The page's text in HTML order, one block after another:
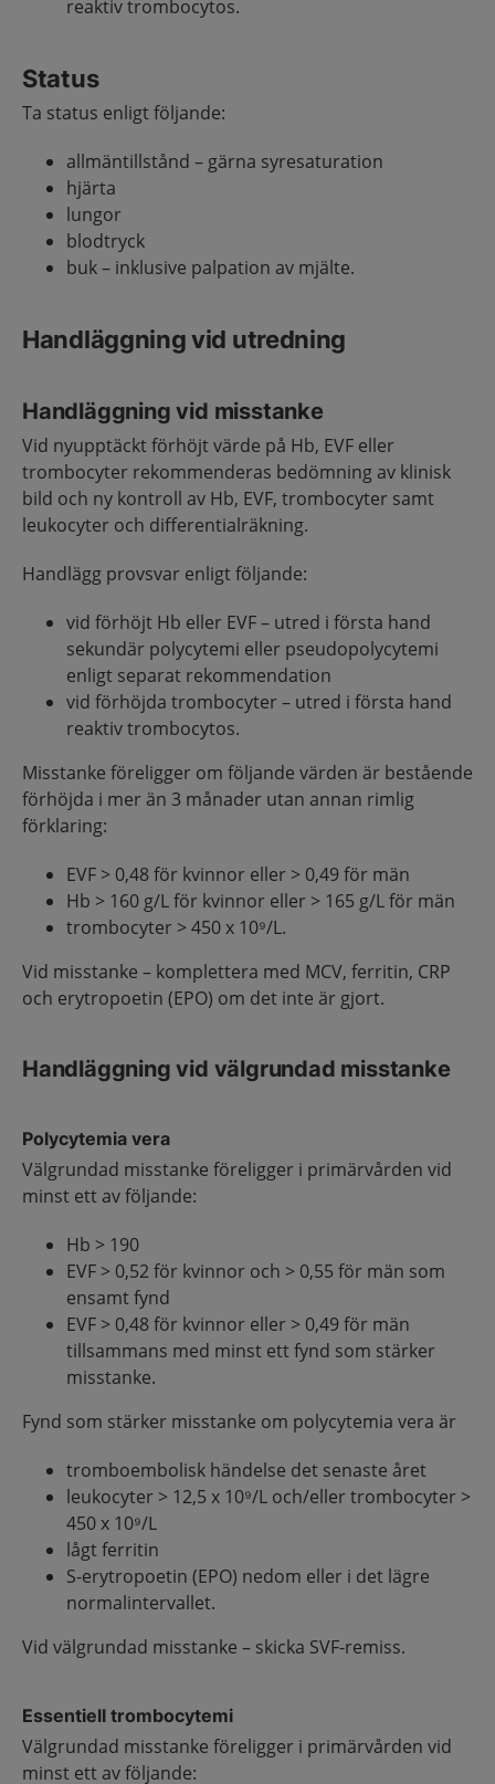
reaktiv trombocytos.
Status
Ta status enligt följande:
allmäntillstånd – gärna syresaturation
hjärta
lungor
blodtryck
buk – inklusive palpation av mjälte.
Handläggning vid utredning
Handläggning vid misstanke
Vid nyupptäckt förhöjt värde på Hb, EVF eller
trombocyter rekommenderas bedömning av klinisk
bild och ny kontroll av Hb, EVF, trombocyter samt
leukocyter och differentialräkning.
Handlägg provsvar enligt följande:
vid förhöjt Hb eller EVF – utred i första hand
sekundär polycytemi eller pseudopolycytemi
enligt separat rekommendation
vid förhöjda trombocyter – utred i första hand
reaktiv trombocytos.
Misstanke föreligger om följande värden är bestående
förhöjda i mer än 3 månader utan annan rimlig
förklaring:
EVF > 0,48 för kvinnor eller > 0,49 för män
Hb > 160 g/L för kvinnor eller > 165 g/L för män
trombocyter > 450 x 10⁹/L.
Vid misstanke – komplettera med MCV, ferritin, CRP
och erytropoetin (EPO) om det inte är gjort.
Handläggning vid välgrundad misstanke
Polycytemia vera
Välgrundad misstanke föreligger i primärvården vid
minst ett av följande:
Hb > 190
EVF > 0,52 för kvinnor och > 0,55 för män som
ensamt fynd
EVF > 0,48 för kvinnor eller > 0,49 för män
tillsammans med minst ett fynd som stärker
misstanke.
Fynd som stärker misstanke om polycytemia vera är
tromboembolisk händelse det senaste året
leukocyter > 12,5 x 10⁹/L och/eller trombocyter >
450 x 10⁹/L
lågt ferritin
S-erytropoetin (EPO) nedom eller i det lägre
normalintervallet.
Vid välgrundad misstanke – skicka SVF-remiss.
Essentiell trombocytemi
Välgrundad misstanke föreligger i primärvården vid
minst ett av följande: